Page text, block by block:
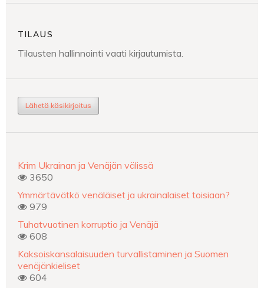
TILAUS
Tilausten hallinnointi vaati kirjautumista.
Lähetä käsikirjoitus
Krim Ukrainan ja Venäjän välissä
3650
Ymmärtävätkö venäläiset ja ukrainalaiset toisiaan?
979
Tuhatvuotinen korruptio ja Venäjä
608
Kaksoiskansalaisuuden turvallistaminen ja Suomen
venäjänkieliset
604